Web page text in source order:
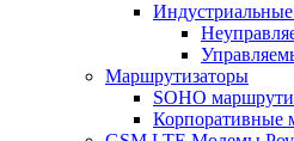
Маршрутизаторы
SOHO
Корпоративные